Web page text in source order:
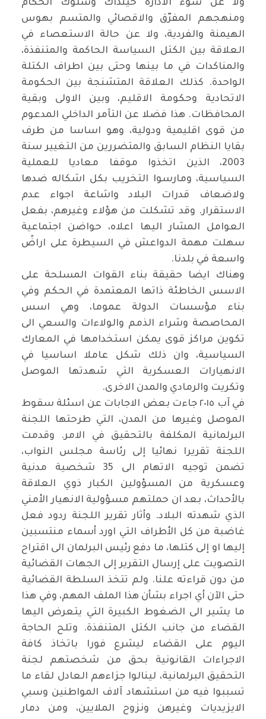
ولا عن سوء الادارة حينذاك وسلوك الحكام
ومنهجهم المفرّق والاقصائي والمتسم بهوس
الهيمنة والفردية، ولا عن حالة الاستعصاء في
العلاقة بين الكتل السياسة الحاكمة والمتنفذة،
والمناكدات في ما بينها وحتى بين اطراف الكتلة
الواحدة. كذلك العلاقة المتشنجة بين الحكومة
الاتحادية وحكومة الاقليم، وبين الاولى وبقية
المحافظات. هذا فضلا عن التآمر الداخلي المدعوم
من قوى اقليمية ودولية، وهو اساسا من طرف
بقايا النظام السابق والمتضررين من التغيير سنة
2003، الذين اتخذوا موقفا معاديا للعملية
السياسية، ومارسوا التخريب بكل اشكاله ضدها
ولاضعاف قدرات البلاد واشاعة اجواء عدم
الاستقرار. وقد تشكلت من هؤلاء وغيرهم، بفعل
العوامل المشار اليها اعلاه، حواضن اجتماعية
سهلت مهمة الدواعش في السيطرة على اراضً
واسعة في بلدنا.
وهناك ايضا حقيقة بناء القوات المسلحة على
الاسس الخاطئة ذاتها المعتمدة في الحكم وفي
بناء مؤسسات الدولة عموما، وهي اسس
المحاصصة وشراء الذمم والولاءات والسعي الى
تكوين مراكز قوى يمكن استخدامها في المعارك
السياسية، وان ذلك شكل عاملا اساسيا في
الانهيارات العسكرية التي شهدتها الموصل
وتكريت والرمادي والمدن الاخرى.
في آب ٢٠١٥ جاءت بعض الاجابات عن اسئلة سقوط
الموصل وغيرها من المدن، التي طرحتها اللجنة
البرلمانية المكلفة بالتحقيق في الامر. وقدمت
اللجنة تقريرا نهائيا إلى رئاسة مجلس النواب،
تضمن توجيه الاتهام الى 35 شخصية مدنية
وعسكرية من المسؤولين الكبار ذوي العلاقة
بالأحداث، بعد ان حملتهم مسؤولية الانهيار الأمني
الذي شهدته البلاد. وأثار تقرير اللجنة ردود فعل
غاضبة من كل الأطراف التي اورد أسماء منتسبين
إليها او إلى كتلها، ما دفع رئيس البرلمان الى اقتراح
التصويت على إرسال التقرير إلى الجهات القضائية
من دون قراءته علنا. ولم تتخذ السلطة القضائية
حتى الآن أي اجراء بشأن هذا الملف المهم، وفي هذا
ما يشير الى الضغوط الكبيرة التي يتعرض اليها
القضاء من جانب الكتل المتنفذة. وتلح الحاجة
اليوم على القضاء ليشرع فورا باتخاذ كافة
الاجراءات القانونية بحق من شخصتهم لجنة
التحقيق البرلمانية، لينالوا جزاءهم العادل لقاء ما
تسببوا فيه من استشهاد آلاف المواطنين وسبي
الايزيديات وغيرهن ونزوح الملايين، ومن دمار